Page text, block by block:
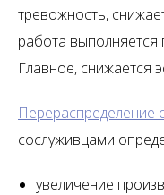
тревожность,
работа выполняется
Главное, снижается
Перераспределение
сослуживцами
увеличение